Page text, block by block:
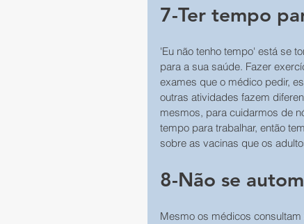
7-Ter tempo
'Eu não tenho tempo' está se
para a sua saúde. Fazer
exames que o médico pedir,
outras atividades fazem
mesmos, para cuidarmos de
tempo para trabalhar, então
sobre as vacinas que os
8-Não se
Mesmo os médicos